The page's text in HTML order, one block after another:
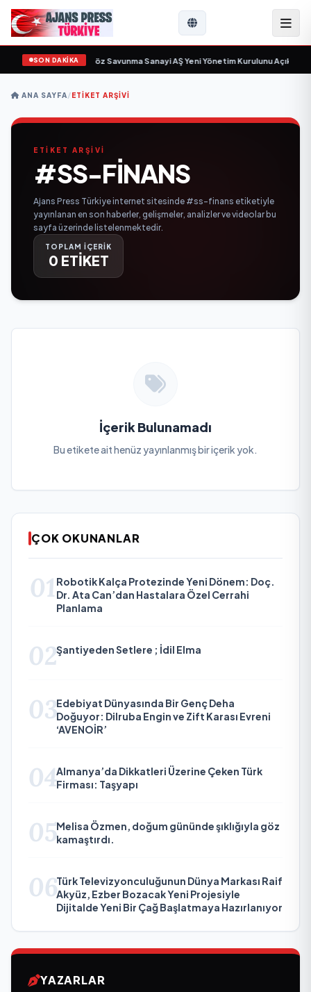
SON DAKİKA
gün sayıyor• Açıkgöz Savunma Sanayi AŞ Yeni Yönetim Kurulunu
ANA SAYFA/ETIKET ARŞIVI
ETİKET ARŞİVİ
#SS-FINANS
Ajans Press Türkiye internet sitesinde #ss-finans etiketiyle
yayınlanan en son haberler, gelişmeler, analizler ve videolar bu
sayfa üzerinde listelenmektedir.
TOPLAM İÇERİK
0 ETİKET
İçerik Bulunamadı
Bu etikete ait henüz yayınlanmış bir içerik yok.
ÇOK OKUNANLAR
01 Robotik Kalça Protezinde Yeni Dönem: Doç.
Dr. Ata Can’dan Hastalara Özel Cerrahi
Planlama
02Şantiyeden Setlere ; İdil Elma
03Edebiyat Dünyasında Bir Genç Deha
Doğuyor: Dilruba Engin ve Zift Karası Evreni
‘AVENOİR’
04Almanya’da Dikkatleri Üzerine Çeken Türk
Firması: Taşyapı
05Melisa Özmen, doğum gününde şıklığıyla göz
kamaştırdı.
06Türk Televizyonculuğunun Dünya Markası Raif
Akyüz, Ezber Bozacak Yeni Projesiyle
Dijitalde Yeni Bir Çağ Başlatmaya Hazırlanıyor
YAZARLAR